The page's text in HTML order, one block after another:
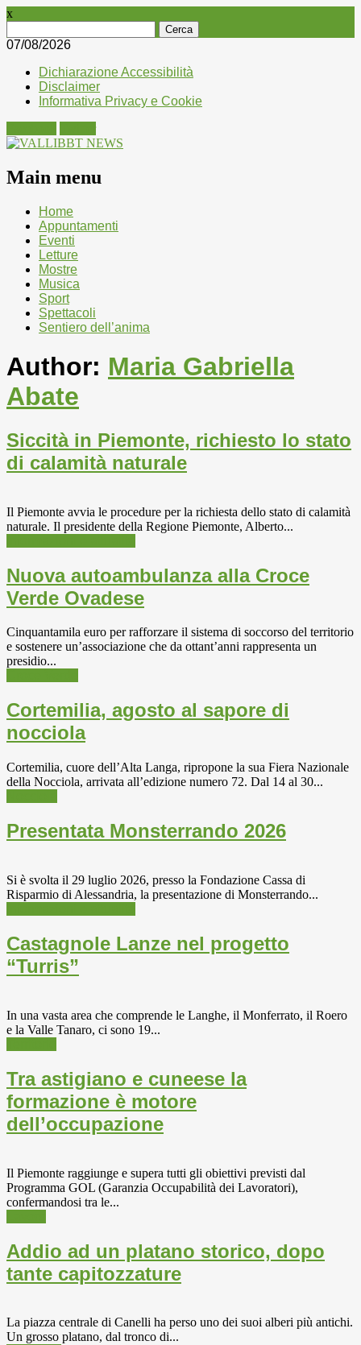
x
per:
07/08/2026
Dichiarazione Accessibilità
Disclaimer
Informativa Privacy e Cookie
Main menu
Skip
content
Home
Appuntamenti
Eventi
Letture
Mostre
Musica
Sport
Spettacoli
Sentiero dell’anima
Author: Maria Gabriella
Abate
Siccità in Piemonte, richiesto lo stato
di calamità naturale
Il Piemonte avvia le procedure per la richiesta dello stato di calamità
naturale. Il presidente della Regione Piemonte, Alberto...
Nuova autoambulanza alla Croce
Verde Ovadese
Cinquantamila euro per rafforzare il sistema di soccorso del territorio
e sostenere un’associazione che da ottant’anni rappresenta un
presidio...
Cortemilia, agosto al sapore di
nocciola
Cortemilia, cuore dell’Alta Langa, ripropone la sua Fiera Nazionale
della Nocciola, arrivata all’edizione numero 72. Dal 14 al 30...
Presentata Monsterrando 2026
Si è svolta il 29 luglio 2026, presso la Fondazione Cassa di
Risparmio di Alessandria, la presentazione di Monsterrando...
Castagnole Lanze nel progetto
“Turris”
In una vasta area che comprende le Langhe, il Monferrato, il Roero
e la Valle Tanaro, ci sono 19...
Tra astigiano e cuneese la
formazione è motore
dell’occupazione
Il Piemonte raggiunge e supera tutti gli obiettivi previsti dal
Programma GOL (Garanzia Occupabilità dei Lavoratori),
confermandosi tra le...
Addio ad un platano storico, dopo
tante capitozzature
La piazza centrale di Canelli ha perso uno dei suoi alberi più antichi.
Un grosso platano, dal tronco di...